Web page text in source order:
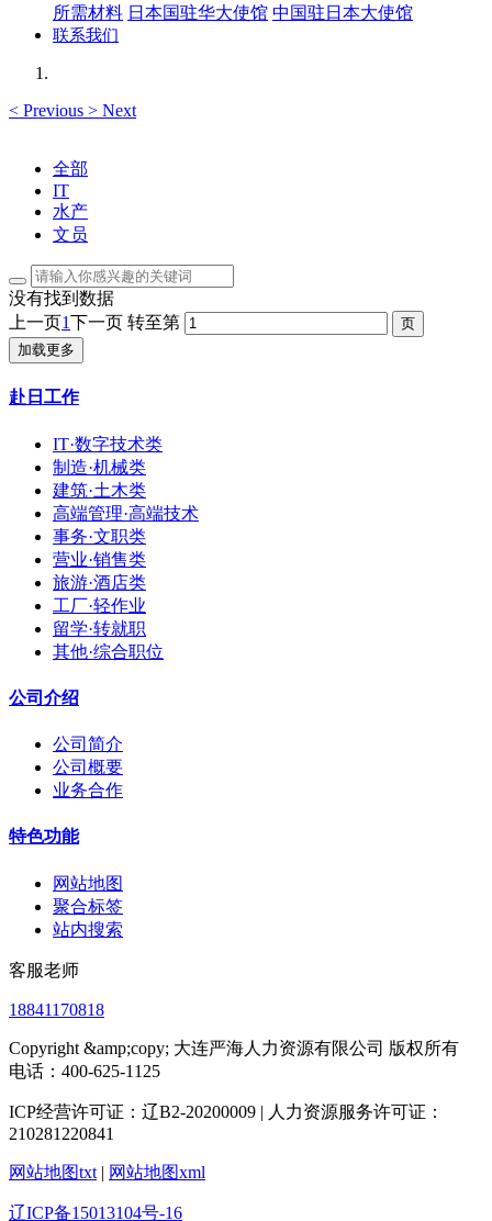
所需材料 日本国驻华大使馆 中国驻日本大使馆
联系我们
< Previous > Next
全部
IT
水产
文员
没有找到数据
上一页1下一页 转至第
加载更多
赴日工作
IT·数字技术类
制造·机械类
建筑·土木类
高端管理·高端技术
事务·文职类
营业·销售类
旅游·酒店类
工厂·轻作业
留学·转就职
其他·综合职位
公司介绍
公司简介
公司概要
业务合作
特色功能
网站地图
聚合标签
站内搜索
客服老师
18841170818
Copyright &amp;copy; 大连严海人力资源有限公司 版权所有
电话：400-625-1125
ICP经营许可证：辽B2-20200009 | 人力资源服务许可证：
210281220841
网站地图txt | 网站地图xml
辽ICP备15013104号-16